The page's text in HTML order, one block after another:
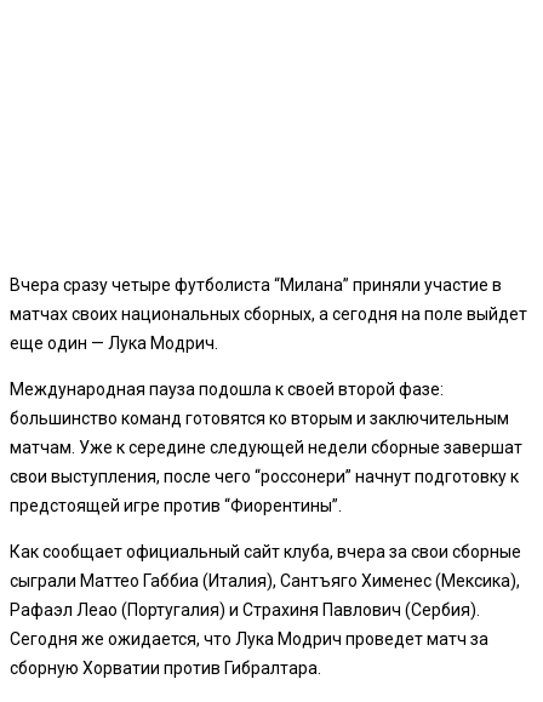
Вчера сразу четыре футболиста “Милана” приняли участие в
матчах своих национальных сборных, а сегодня на поле выйдет
еще один — Лука Модрич.
Международная пауза подошла к своей второй фазе:
большинство команд готовятся ко вторым и заключительным
матчам. Уже к середине следующей недели сборные завершат
свои выступления, после чего “россонери” начнут подготовку к
предстоящей игре против “Фиорентины”.
Как сообщает официальный сайт клуба, вчера за свои сборные
сыграли Маттео Габбиа (Италия), Сантъяго Хименес (Мексика),
Рафаэл Леао (Португалия) и Страхиня Павлович (Сербия).
Сегодня же ожидается, что Лука Модрич проведет матч за
сборную Хорватии против Гибралтара.